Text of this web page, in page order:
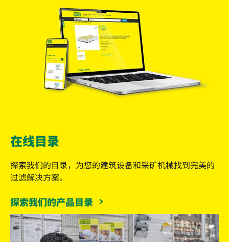
在线目录
探索我们的目录，为您的建筑设备和采矿机械找到完美的
过滤解决方案。
探索我们的产品目录